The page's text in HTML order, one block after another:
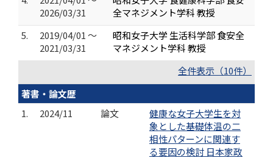
2026/03/31
全マネジメント学科 教授
5.
2019/04/01 ～
2021/03/31
昭和女子大学 生活科学部 食安全
マネジメント学科 教授
全件表示（10件）
著書・論文歴
1.
2024/11 論文
健康な女子大学生を対
象とした基礎体温の二
相性パターンに関連す
る要因の検討 日本家政